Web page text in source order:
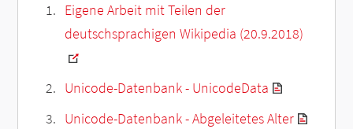
Eigene Arbeit mit Teilen der
deutschsprachigen Wikipedia (20.9.2018)
Unicode-Datenbank - UnicodeData
Unicode-Datenbank - Abgeleitetes Alter